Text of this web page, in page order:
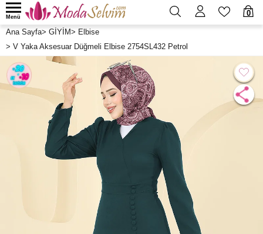
0
Menü
Ana Sayfa> GİYİM> Elbise
> V Yaka Aksesuar Düğmeli Elbise 2754SL432 Petrol